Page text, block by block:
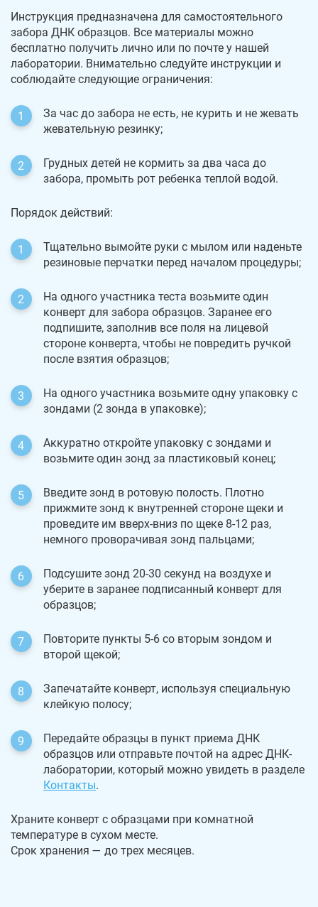
Инструкция предназначена для самостоятельного
забора ДНК образцов. Все материалы можно
бесплатно получить лично или по почте у нашей
лаборатории. Внимательно следуйте инструкции и
соблюдайте следующие ограничения:
За час до забора не есть, не курить и не жевать
жевательную резинку;
Грудных детей не кормить за два часа до
забора, промыть рот ребенка теплой водой.
Порядок действий:
Тщательно вымойте руки с мылом или наденьте
резиновые перчатки перед началом процедуры;
На одного участника теста возьмите один
конверт для забора образцов. Заранее его
подпишите, заполнив все поля на лицевой
стороне конверта, чтобы не повредить ручкой
после взятия образцов;
На одного участника возьмите одну упаковку с
зондами (2 зонда в упаковке);
Аккуратно откройте упаковку с зондами и
возьмите один зонд за пластиковый конец;
Введите зонд в ротовую полость. Плотно
прижмите зонд к внутренней стороне щеки и
проведите им вверх-вниз по щеке 8-12 раз,
немного проворачивая зонд пальцами;
Подсушите зонд 20-30 секунд на воздухе и
уберите в заранее подписанный конверт для
образцов;
Повторите пункты 5-6 со вторым зондом и
второй щекой;
Запечатайте конверт, используя специальную
клейкую полосу;
Передайте образцы в пункт приема ДНК
образцов или отправьте почтой на адрес ДНК-
лаборатории, который можно увидеть в разделе
Контакты.
Храните конверт с образцами при комнатной
температуре в сухом месте.
Срок хранения — до трех месяцев.